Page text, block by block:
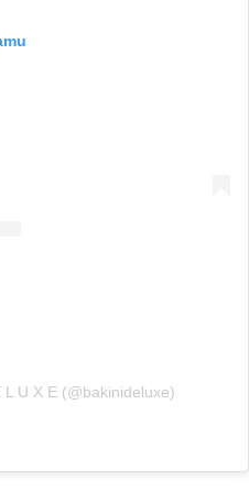
U X E (@bakinideluxe)